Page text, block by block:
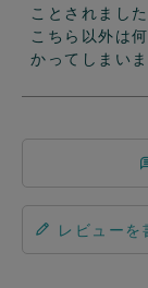
ことされまし
こちら以外は
かってしまい
レビューを